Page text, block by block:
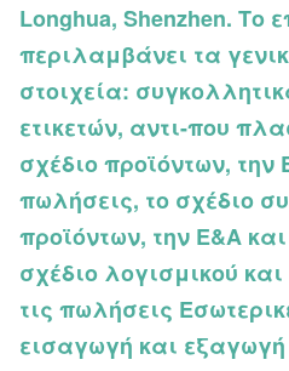
Longhua, Shenzhen. Το
περιλαμβάνει τα
στοιχεία:
ετικετών, αντι-που
σχέδιο προϊόντων, την
πωλήσεις, το σχέδιο
προϊόντων, την Ε&Α
σχέδιο λογισμικού
τις πωλήσεις
εισαγωγή και